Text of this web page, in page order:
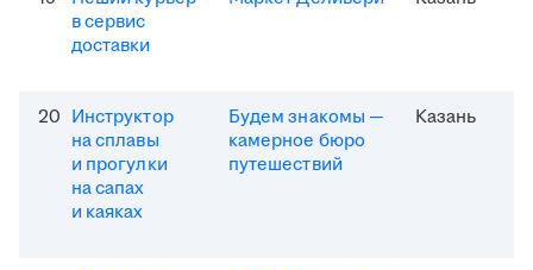
в сервис
доставки
20 Инструктор
на сплавы
и прогулки
на сапах
и каяках
Будем знакомы —
камерное бюро
путешествий
Казань